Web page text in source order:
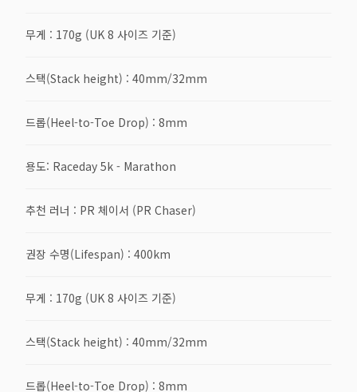
무게 : 170g (UK 8 사이즈 기준)
스택(Stack height) : 40mm/32mm
드롭(Heel-to-Toe Drop) : 8mm
용도: Raceday 5k - Marathon
추천 러너 : PR 체이서 (PR Chaser)
권장 수명(Lifespan) : 400km
무게 : 170g (UK 8 사이즈 기준)
스택(Stack height) : 40mm/32mm
드롭(Heel-to-Toe Drop) : 8mm